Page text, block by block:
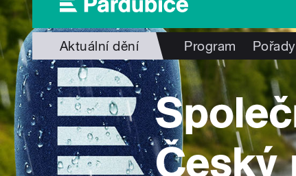
Aktuální dění Program Pořady